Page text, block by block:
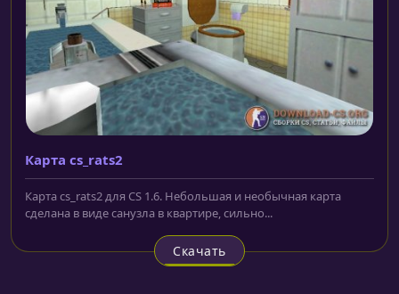
Карта cs_rats2
Карта cs_rats2 для CS 1.6. Небольшая и необычная карта
сделана в виде санузла в квартире, сильно...
Скачать